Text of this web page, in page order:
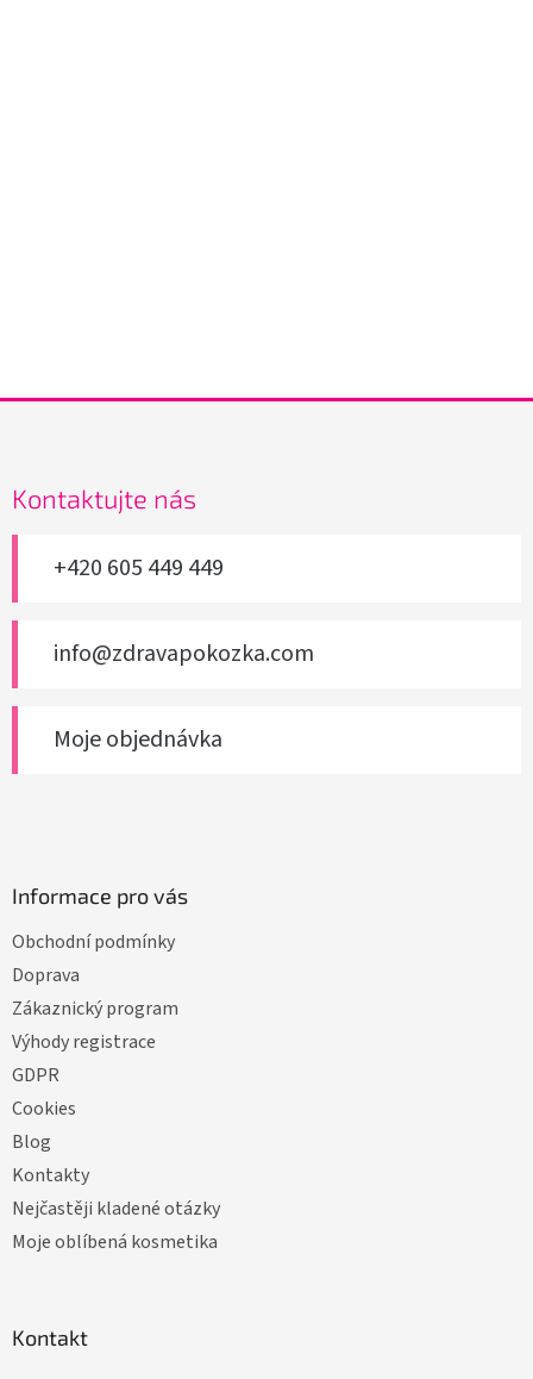
Kontaktujte nás
+420 605 449 449
info@zdravapokozka.com
Moje objednávka
Informace pro vás
Obchodní podmínky
Doprava
Zákaznický program
Výhody registrace
GDPR
Cookies
Blog
Kontakty
Nejčastěji kladené otázky
Moje oblíbená kosmetika
Kontakt